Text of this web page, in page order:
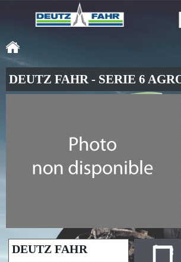
DEUTZ FAHR - SERIE 6
DEUTZ FAHR